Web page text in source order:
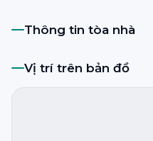
Thông tin tòa nhà
Vị trí trên bản đồ